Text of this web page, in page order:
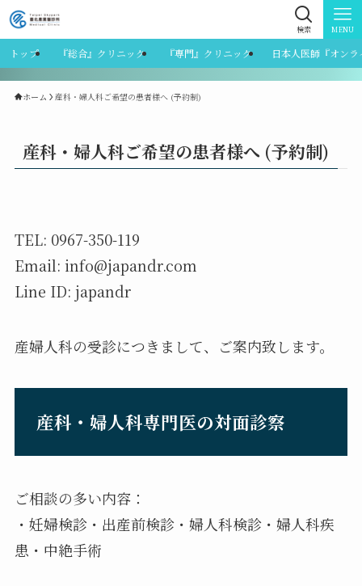
検索 MENU
トップ 『総合』クリニック 『専門』クリニック 日本人医師『オン
ホーム 産科・婦人科ご希望の患者様へ (予約制)
産科・婦人科ご希望の患者様へ (予約制)
TEL: 0967-350-119
Email: info@japandr.com
Line ID: japandr
産婦人科の受診につきまして、ご案内致します。
産科・婦人科専門医の対面診察
ご相談の多い内容：
・妊婦検診・出産前検診・婦人科検診・婦人科疾
患・中絶手術